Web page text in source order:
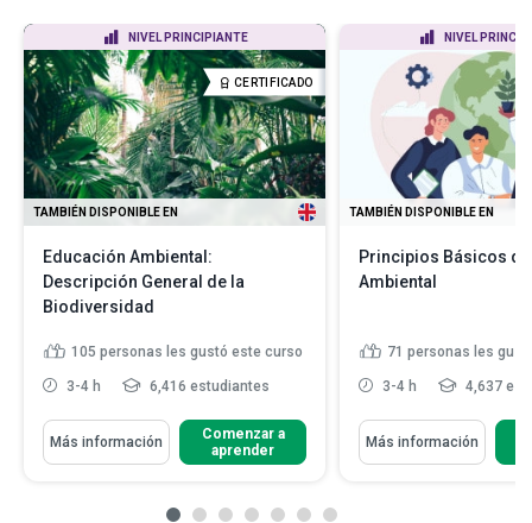
NIVEL PRINCIPIANTE
CERTIFICADO
TAMBIÉN DISPONIBLE EN
Educación Ambiental:
Descripción General de la
Biodiversidad
105 personas les gustó este curso
3-4 h 6,416 estudiantes
Más información
Comenzar a
aprender
NIVEL
TAMBIÉN DISPONIBLE EN
Principios Básicos
Ambiental
71 personas les
3-4 h 4,637
Más información